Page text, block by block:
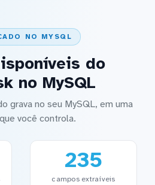
NO MYSQL
do
no MySQL
grava no seu MySQL, em uma
você controla.
235
campos extraíveis